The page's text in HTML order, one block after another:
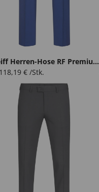
Greiff Herren-Hose RF Premium
118,19€ /Stk.